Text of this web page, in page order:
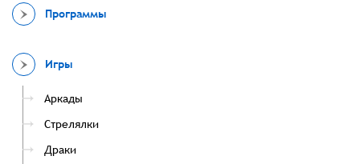
Программы
Игры
Аркады
Стрелялки
Драки